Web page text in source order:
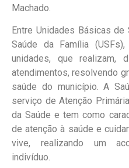
Machado.
Entre Unidades Básicas
Saúde da Família
unidades, que realizam,
atendimentos, resolvendo
saúde do município. A
serviço de Atenção
da Saúde e tem como
de atenção à saúde e
vive, realizando um
indivíduo.